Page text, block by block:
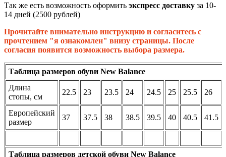
Так же есть возможность оформить экспресс доставку за 10-
14 дней (2500 рублей)
Прочитайте внимательно инструкцию и согласитесь с
прочтением "я ознакомлен" внизу страницы. После
согласия появится возможность выбора размера.
Таблица размеров обуви New Balance
Длина
стопы, см
22.5 23 23.5 24 24.5 25 25.5 26
Европейский
размер
37 37.5 38 38.5 39.5 40 40.5 41.5
Таблица размеров детской обуви New Balance